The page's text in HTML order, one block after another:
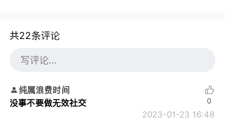
共22条评论
纯属浪费时间
没事不要做无效社交
2023-01-23 16:48
0